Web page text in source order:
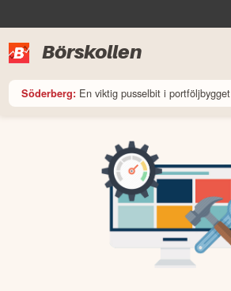
Börskollen
Söderberg: En viktig pusselbit i portföljbygget